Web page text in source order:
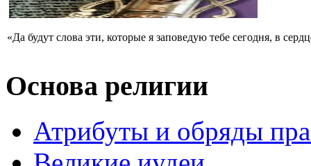
«Да будут слова эти, которые я заповедую тебе сегодня, в
Основа религии
Атрибуты и обряды